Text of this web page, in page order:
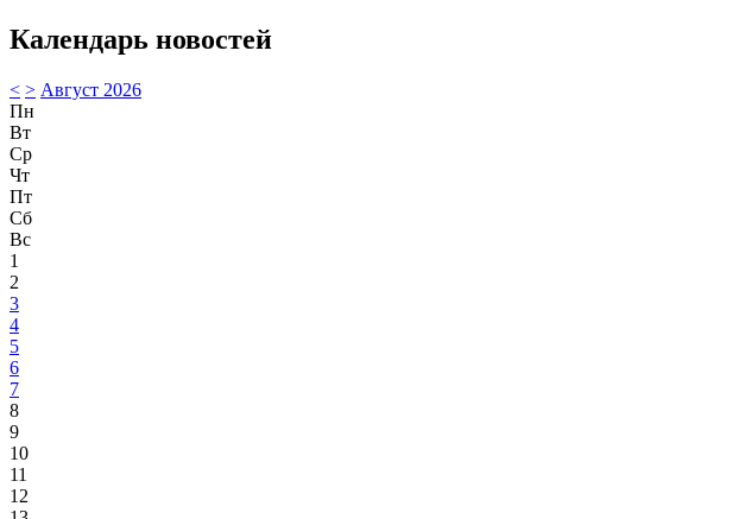
Календарь новостей
< > Август 2026
Пн
Вт
Ср
Чт
Пт
Сб
Вс
1
2
3
4
5
6
7
8
9
10
11
12